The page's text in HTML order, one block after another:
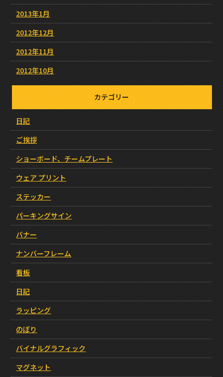
2013年1月
2012年12月
2012年11月
2012年10月
カテゴリー
日記
ご挨拶
ショーボード、チームプレート
ウェア プリント
ステッカー
パーキングサイン
バナー
ナンバーフレーム
看板
日記
ラッピング
のぼり
バイナルグラフィック
マグネット